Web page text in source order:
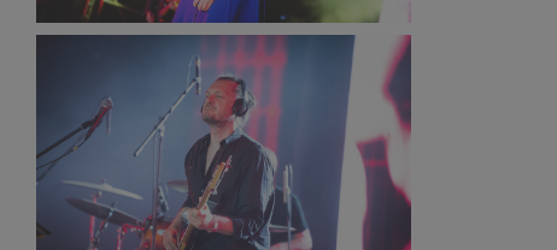
PR2021_DamianMekal_2135_small_1500x1000.jpg
353 KB